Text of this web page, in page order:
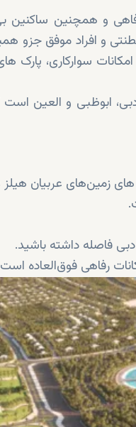
و همچنین
پیشینه‌ای برجسته دارند. خانواده های
امکانات سوارکاری،
ابوظبی و العین
های زمین‌های عربیان
رفاهی فوق‌العاده